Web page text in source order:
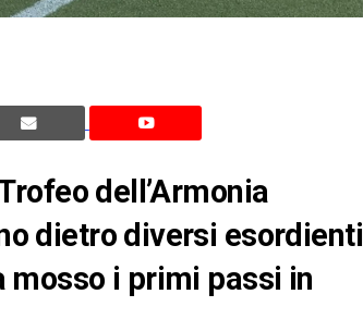
dell’Armonia
dietro diversi esordienti
mosso i primi passi in